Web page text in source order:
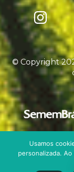
© Copyright
Usamos
personalizada.